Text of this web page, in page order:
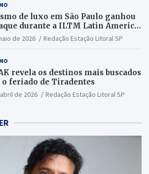
de luxo em São Paulo ganhou
durante a ILTM Latin America
de 2026 Redação Estação Litoral SP
revela os destinos mais buscados
o feriado de Tiradentes
de 2026 Redação Estação Litoral SP